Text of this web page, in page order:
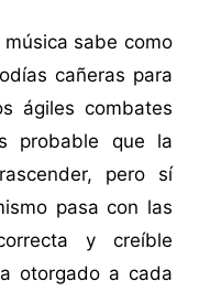
sabe como
cañeras para
ágiles combates
probable que la
pero sí
pasa con las
y creíble
otorgado a cada